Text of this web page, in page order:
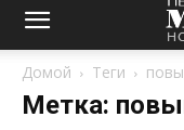
Домой Теги
Метка: